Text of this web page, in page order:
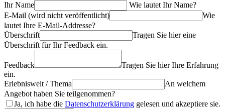
Ihr Name
Wie lautet Ihr Name?
E-Mail (wird nicht veröffentlicht)
Wie
lautet Ihre E-Mail-Addresse?
Überschrift
Tragen Sie hier eine
Überschrift für Ihr Feedback ein.
Feedback
Tragen Sie hier Ihre Erfahrung
ein.
Erlebniswelt / Thema
An welchem
Angebot haben Sie teilgenommen?
Ja, ich habe die Datenschutzerklärung gelesen und akzeptiere sie.